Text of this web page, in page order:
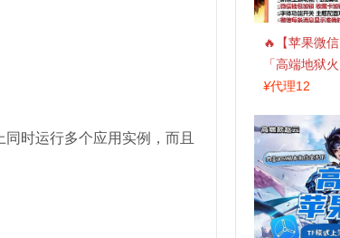
时运行多个应用实例，而且
🔥【苹果微信
「高端地狱
+斗战神8073
¥代理12